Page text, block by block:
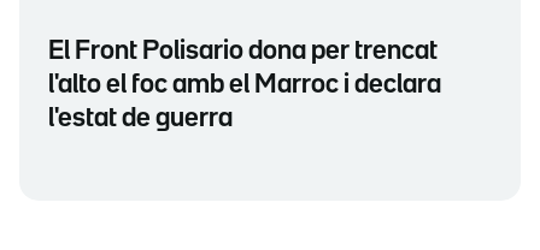
El Front Polisario dona per trencat
l'alto el foc amb el Marroc i declara
l'estat de guerra